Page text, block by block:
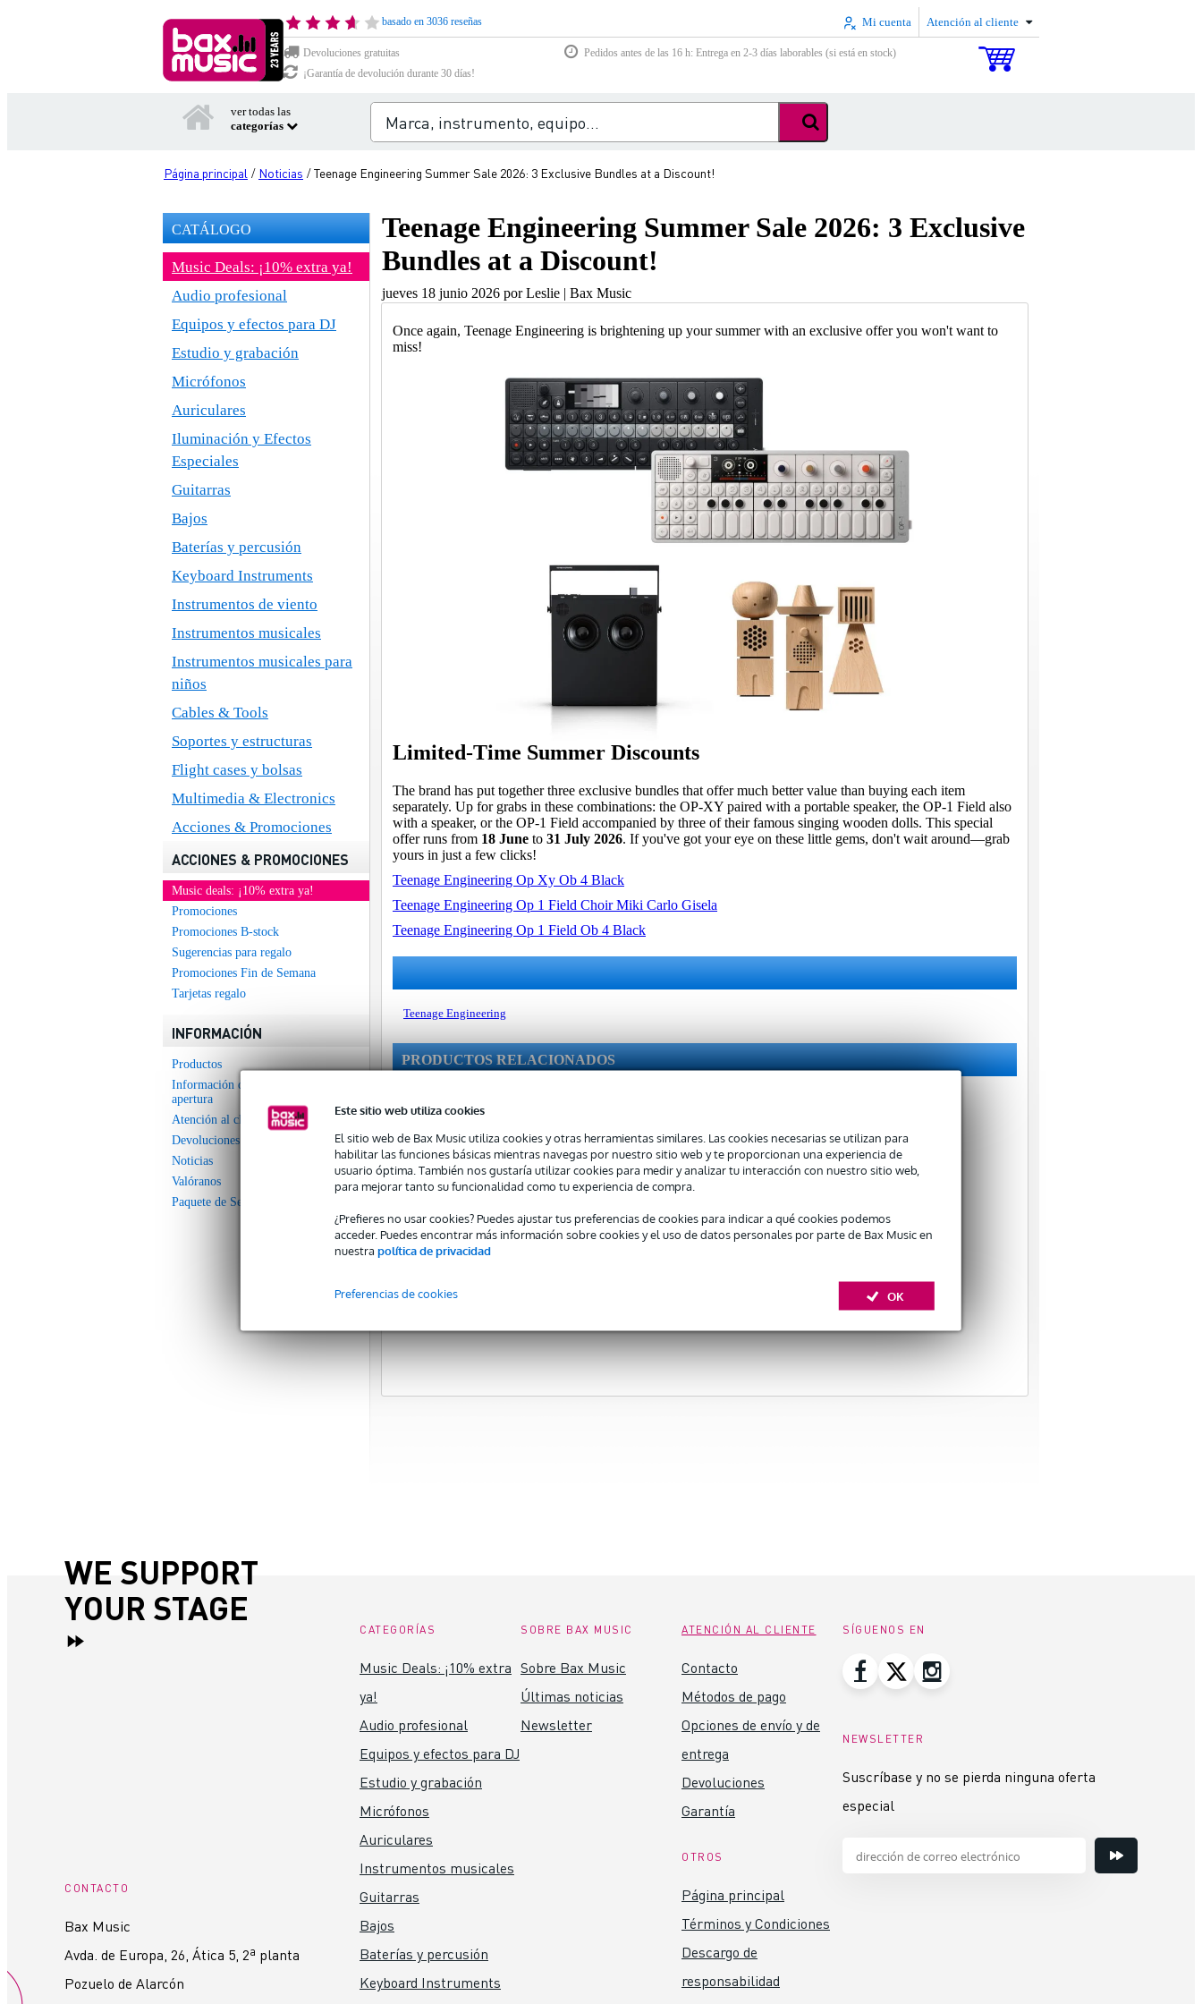
Este sitio web utiliza cookies
El sitio web de Bax Music utiliza cookies y otras herramientas similares. Las cookies necesarias se utilizan para
habilitar las funciones básicas mientras navegas por nuestro sitio web y te proporcionan una experiencia de
usuario óptima. También nos gustaría utilizar cookies para medir y analizar tu interacción con nuestro sitio web,
para mejorar tanto su funcionalidad como tu experiencia de compra.
¿Prefieres no usar cookies? Puedes ajustar tus preferencias de cookies para indicar a qué cookies podemos
acceder. Puedes encontrar más información sobre cookies y el uso de datos personales por parte de Bax Music en
nuestra política de privacidad
OK
Preferencias de cookies
basado en 3036 reseñas Mi cuenta Atención al cliente
Devoluciones gratuitas
Pedidos antes de las 16 h: Entrega en 2-3 días laborables (si está en stock)
¡Garantía de devolución durante 30 días!
ver todas las
categorías
Página principal / Noticias /Teenage Engineering Summer Sale 2026: 3 Exclusive Bundles at a Discount!
CATÁLOGO
Music Deals: ¡10% extra ya!
Audio profesional
Equipos y efectos para DJ
Estudio y grabación
Micrófonos
Auriculares
Iluminación y Efectos
Especiales
Guitarras
Bajos
Baterías y percusión
Keyboard Instruments
Instrumentos de viento
Instrumentos musicales
Instrumentos musicales para
niños
Cables & Tools
Soportes y estructuras
Flight cases y bolsas
Multimedia & Electronics
Acciones & Promociones
ACCIONES & PROMOCIONES
Music deals: ¡10% extra ya!
Promociones
Promociones B-stock
Sugerencias para regalo
Promociones Fin de Semana
Tarjetas regalo
INFORMACIÓN
Productos
Información de contacto y horario de
apertura
Atención al cliente
Devoluciones
Noticias
Valóranos
Paquete de Seguridad Bax Music
Teenage Engineering Summer Sale 2026: 3 Exclusive
Bundles at a Discount!
jueves 18 junio 2026 por Leslie | Bax Music
Once again, Teenage Engineering is brightening up your summer with an exclusive offer you won't want to
miss!
Limited-Time Summer Discounts
The brand has put together three exclusive bundles that offer much better value than buying each item
separately. Up for grabs in these combinations: the OP-XY paired with a portable speaker, the OP-1 Field also
with a speaker, or the OP-1 Field accompanied by three of their famous singing wooden dolls. This special
offer runs from 18 June to 31 July 2026. If you've got your eye on these little gems, don't wait around—grab
yours in just a few clicks!
Teenage Engineering Op Xy Ob 4 Black
Teenage Engineering Op 1 Field Choir Miki Carlo Gisela
Teenage Engineering Op 1 Field Ob 4 Black
Teenage Engineering
PRODUCTOS RELACIONADOS
Engineering OP-
XY + OB-4
negro
Engineering OP-
1 Field + Coro
Engineering OP-
1 Field + OB-4
WE SUPPORT
YOUR STAGE
CONTACTO
Bax Music
Avda. de Europa, 26, Ática 5, 2ª planta
Pozuelo de Alarcón
CATEGORÍAS
Music Deals: ¡10% extra
ya!
Audio profesional
Equipos y efectos para DJ
Estudio y grabación
Micrófonos
Auriculares
Instrumentos musicales
Guitarras
Bajos
Baterías y percusión
Keyboard Instruments
SOBRE BAX MUSIC
Sobre Bax Music
Últimas noticias
Newsletter
ATENCIÓN AL CLIENTE
Contacto
Métodos de pago
Opciones de envío y de
entrega
Devoluciones
Garantía
OTROS
Página principal
Términos y Condiciones
Descargo de
responsabilidad
SÍGUENOS EN
NEWSLETTER
Suscríbase y no se pierda ninguna oferta
especial